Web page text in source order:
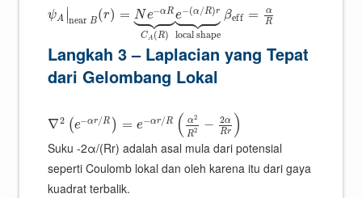
ψA ∣∣near B(r) = Ne−αR
 

 
CA (R)
e−(α /R)r
 

 
local shape
βeff =
α
R
Langkah 3 – Laplacian yang Tepat
dari Gelombang Lokal
∇2 (e−αr/R ) = e−αr/R ( α2
R2 − 2α
Rr )
Suku -2α/(Rr) adalah asal mula dari potensial
seperti Coulomb lokal dan oleh karena itu dari gaya
kuadrat terbalik.